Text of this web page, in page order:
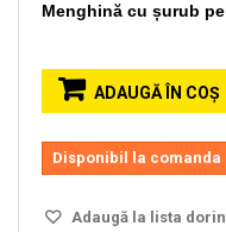
Menghină cu șurub
ADAUGĂ ÎN COŞ
Disponibil la comanda
Adaugă la lista